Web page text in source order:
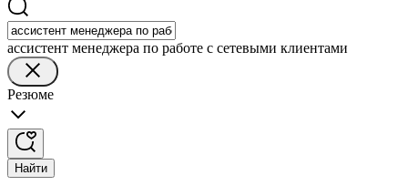
ассистент менеджера по работе с сетевыми клиентами
Резюме
Найти